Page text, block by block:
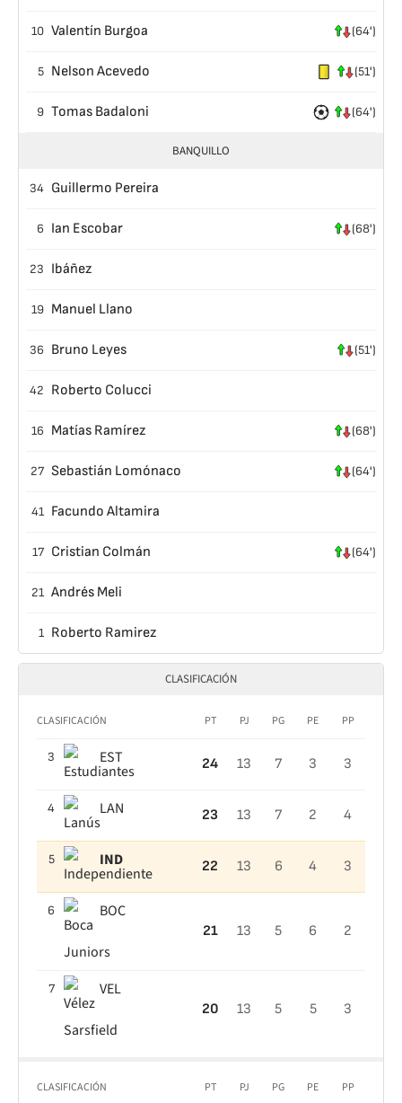
10 Valentín Burgoa (64')
5 Nelson Acevedo (51')
9 Tomas Badaloni (64')
BANQUILLO
34 Guillermo Pereira
6 Ian Escobar (68')
23 Ibáñez
19 Manuel Llano
36 Bruno Leyes (51')
42 Roberto Colucci
16 Matías Ramírez (68')
27 Sebastián Lomónaco (64')
41 Facundo Altamira
17 Cristian Colmán (64')
21 Andrés Meli
1 Roberto Ramirez
CLASIFICACIÓN
CLASIFICACIÓN PT PJ PG PE PP
3 EST 24 13 7 3 3
4 LAN 23 13 7 2 4
5 IND 22 13 6 4 3
6 BOC
21 13 5 6 2
7 VEL
20 13 5 5 3
CLASIFICACIÓN PT PJ PG PE PP